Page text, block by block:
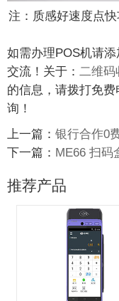
注：质感好速度点
如需办理POS机请添
交流！关于： 二维码
的信息，请拨打免费
询！
上一篇： 银行合作0
下一篇： ME66 扫码
推荐产品